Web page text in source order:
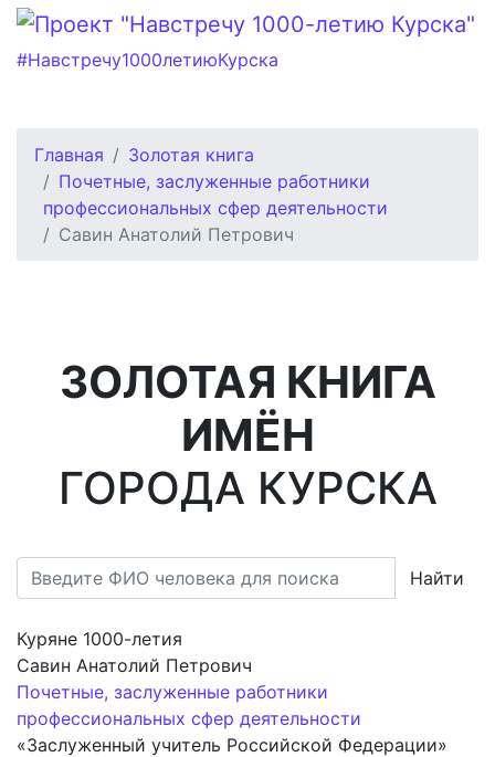
#Навстречу1000летиюКурска
Главная
Золотая книга
Почетные, заслуженные работники
профессиональных сфер деятельности
Савин Анатолий Петрович
ЗОЛОТАЯ КНИГА
ИМЁН
ГОРОДА КУРСКА
Найти
Куряне 1000-летия
Савин Анатолий Петрович
Почетные, заслуженные работники
профессиональных сфер деятельности
«Заслуженный учитель Российской Федерации»